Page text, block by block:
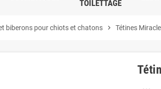
TOILETTAGE
biberons pour chiots et chatons chevron_right Tétines